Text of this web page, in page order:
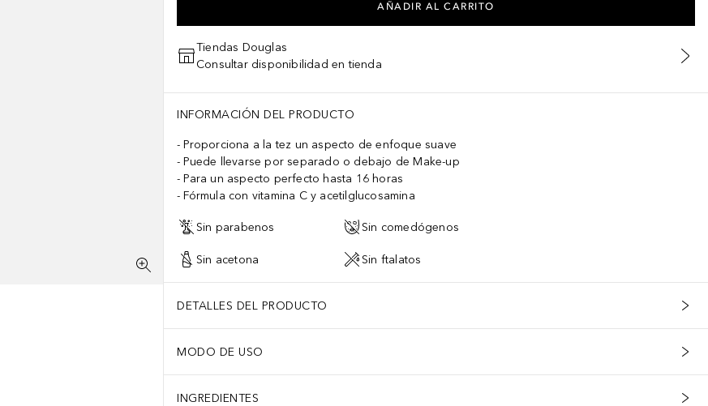
AÑADIR AL CARRITO
Tiendas Douglas
Consultar disponibilidad en tienda
INFORMACIÓN DEL PRODUCTO
Proporciona a la tez un aspecto de enfoque suave
Puede llevarse por separado o debajo de Make-up
Para un aspecto perfecto hasta 16 horas
Fórmula con vitamina C y acetilglucosamina
Sin parabenos Sin comedógenos
Sin acetona Sin ftalatos
DETALLES DEL PRODUCTO
MODO DE USO
INGREDIENTES